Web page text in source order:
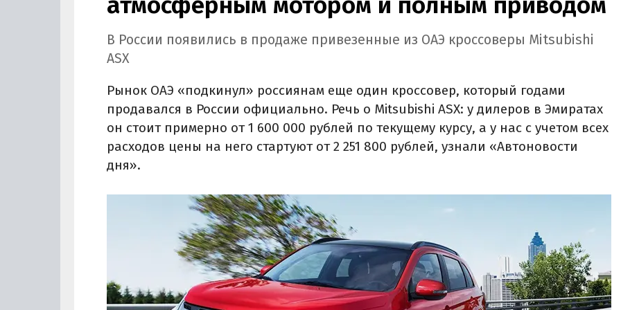
В России появились в продаже привезенные из ОАЭ кроссоверы Mitsubishi
ASX
Рынок ОАЭ «подкинул» россиянам еще один кроссовер, который годами
продавался в России официально. Речь о Mitsubishi ASX: у дилеров в Эмиратах
он стоит примерно от 1 600 000 рублей по текущему курсу, а у нас с учетом всех
расходов цены на него стартуют от 2 251 800 рублей, узнали «Автоновости
дня».